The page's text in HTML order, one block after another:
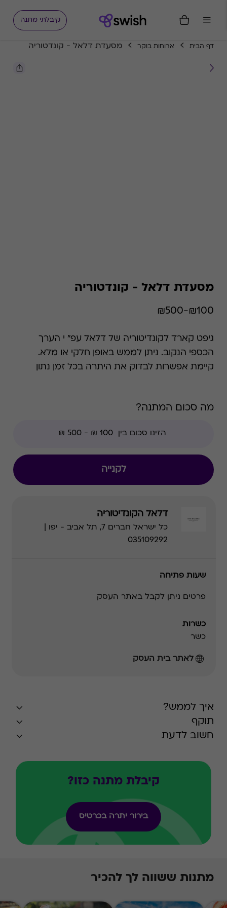
קיבלתי מתנה
דף הבית ארוחות בוקר מסעדת דלאל - קונדטוריה
מסעדת דלאל - קונדטוריה
₪100-₪500
גיפט קארד לקונדיטוריה של דלאל עפ" י הערך
הכספי הנקוב. ניתן לממש באופן חלקי או מלא.
קיימת אפשרות לבדוק את היתרה בכל זמן נתון
מה סכום המתנה?
לקנייה
דלאל הקונדיטוריה
כל ישראל חברים 7, תל אביב - יפו |
035109292
שעות פתיחה
פרטים ניתן לקבל באתר העסק
כשרות
כשר
לאתר בית העסק
איך לממש?
תוקף
חשוב לדעת
קיבלת מתנה כזו?
בירור יתרה בכרטיס
מתנות ששווה לך להכיר